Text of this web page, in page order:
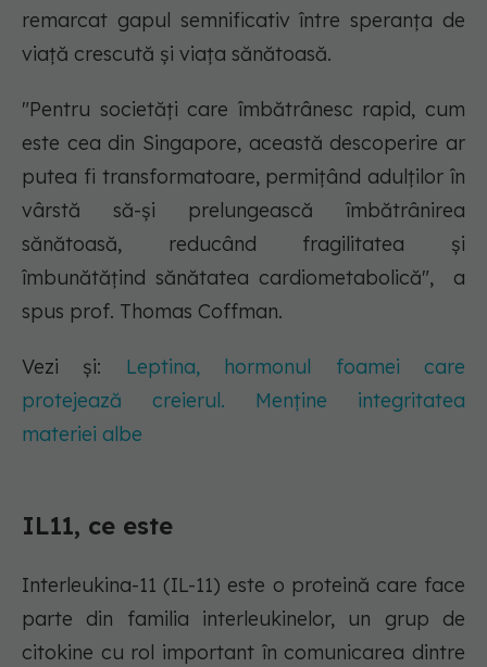
remarcat gapul semnificativ între speranța de
viață crescută și viața sănătoasă.
"Pentru societăți care îmbătrânesc rapid, cum
este cea din Singapore, această descoperire ar
putea fi transformatoare, permițând adulților în
vârstă să-și prelungească îmbătrânirea
sănătoasă, reducând fragilitatea și
îmbunătățind sănătatea cardiometabolică", a
spus prof. Thomas Coffman.
Vezi și: Leptina, hormonul foamei care
protejează creierul. Menține integritatea
materiei albe
IL11, ce este
Interleukina-11 (IL-11) este o proteină care face
parte din familia interleukinelor, un grup de
citokine cu rol important în comunicarea dintre